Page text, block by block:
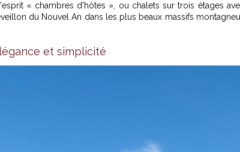
« chambres d'hôtes », ou chalets sur trois étages
du Nouvel An dans les plus beaux massifs
et simplicité